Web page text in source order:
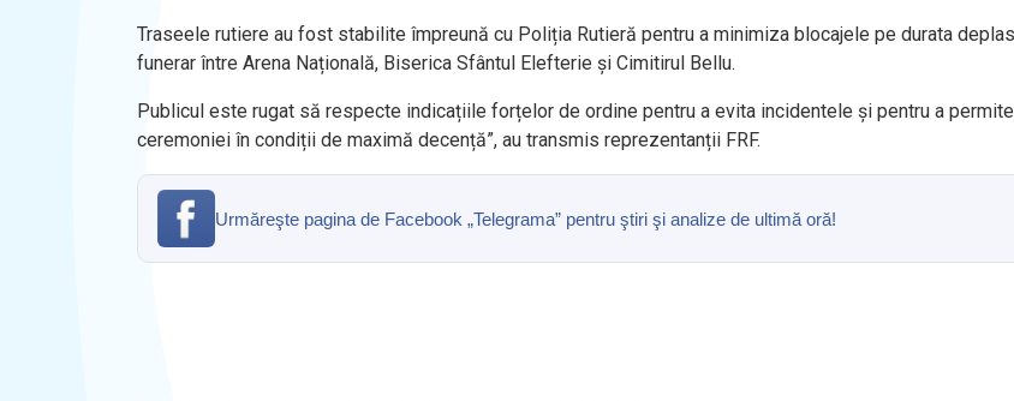
Traseele rutiere au fost stabilite împreună cu Poliția Rutieră pentru a minimiza blocajele pe durata
funerar între Arena Națională, Biserica Sfântul Elefterie și Cimitirul Bellu.
Publicul este rugat să respecte indicațiile forțelor de ordine pentru a evita incidentele și pentru a
ceremoniei în condiții de maximă decență”, au transmis reprezentanții FRF.
Urmăreşte pagina de Facebook „Telegrama” pentru ştiri şi analize de ultimă oră!